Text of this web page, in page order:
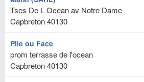
Tses De L Ocean av Notre Dame
Capbreton40130
Pile ou Face
prom terrasse de l'ocean
Capbreton40130